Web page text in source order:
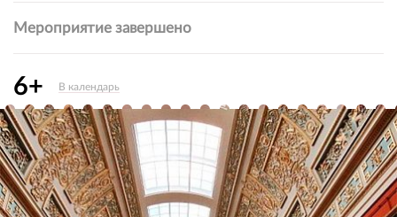
Мероприятие завершено
6+ В календарь